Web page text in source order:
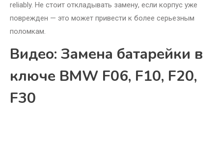
reliably. Не стоит откладывать замену, если корпус уже
поврежден — это может привести к более серьезным
поломкам.
Видео: Замена батарейки в
ключе BMW F06, F10, F20,
F30